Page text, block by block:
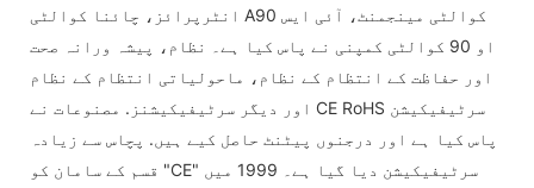
انٹرپرائز، چائنا کوالٹی A90 کوالٹی مینجمنٹ، آئی ایس
او 90 کوالٹی کمپنی نے پاس کیا ہے۔ نظام، پیشہ ورانہ صحت
اور حفاظت کے انتظام کے نظام، ماحولیاتی انتظام کے نظام
اور دیگر سرٹیفیکیشنز. مصنوعات نے CE RoHS سرٹیفیکیشن
پاس کیا ہے اور درجنوں پیٹنٹ حاصل کیے ہیں. پچاس سے زیادہ
قسم کے سامان کو "CE" سرٹیفیکیشن دیا گیا ہے۔ 1999 میں